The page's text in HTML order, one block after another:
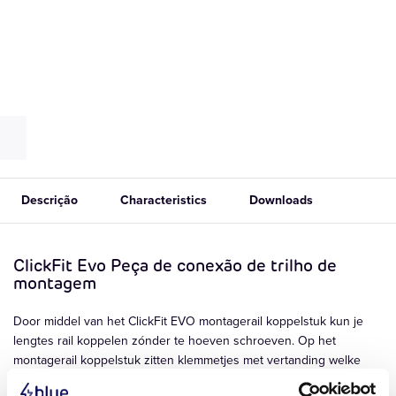
Descrição Characteristics Downloads
ClickFit Evo Peça de conexão de trilho de
montagem
Door middel van het ClickFit EVO montagerail koppelstuk kun je
lengtes rail koppelen zónder te hoeven schroeven. Op het
montagerail koppelstuk zitten klemmetjes met vertanding welke
zich aan de binnenzijde van de rail vastgrijpen.